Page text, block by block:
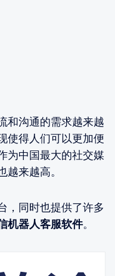
和沟通的需求越来越
使得人们可以更加便
为中国最大的社交媒
来越高。
，同时也提供了许多
机器人客服软件。